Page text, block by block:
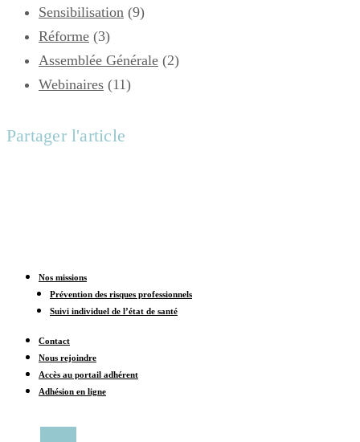
Sensibilisation (9)
Réforme (3)
Assemblée Générale (2)
Webinaires (11)
Partager l'article
Nos missions
Prévention des risques professionnels
Suivi individuel de l’état de santé
Contact
Nous rejoindre
Accès au portail adhérent
Adhésion en ligne